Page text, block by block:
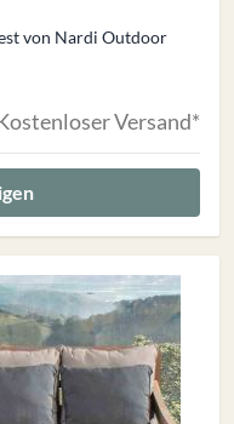
von Nardi Outdoor
Versand*